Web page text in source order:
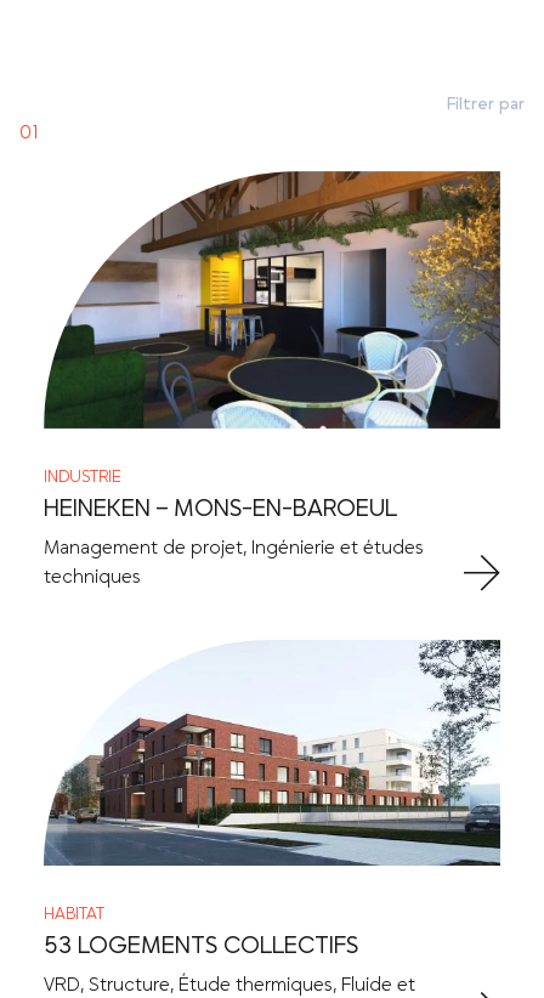
Filtrer par
INDUSTRIE
HEINEKEN – MONS-EN-BAROEUL
Management de projet, Ingénierie et études
techniques
HABITAT
53 LOGEMENTS COLLECTIFS
VRD, Structure, Étude thermiques, Fluide et